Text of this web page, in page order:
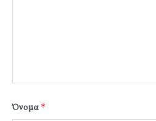
Όνομα*